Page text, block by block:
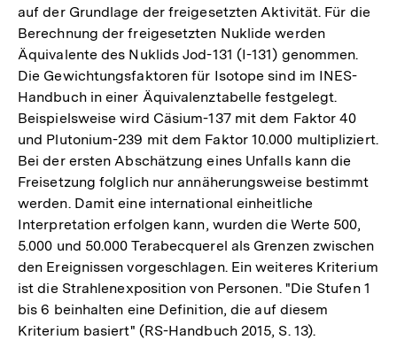
auf der Grundlage der freigesetzten Aktivität. Für die
Berechnung der freigesetzten Nuklide werden
Äquivalente des Nuklids Jod-131 (I-131) genommen.
Die Gewichtungsfaktoren für Isotope sind im INES-
Handbuch in einer Äquivalenztabelle festgelegt.
Beispielsweise wird Cäsium-137 mit dem Faktor 40
und Plutonium-239 mit dem Faktor 10.000 multipliziert.
Bei der ersten Abschätzung eines Unfalls kann die
Freisetzung folglich nur annäherungsweise bestimmt
werden. Damit eine international einheitliche
Interpretation erfolgen kann, wurden die Werte 500,
5.000 und 50.000 Terabecquerel als Grenzen zwischen
den Ereignissen vorgeschlagen. Ein weiteres Kriterium
ist die Strahlenexposition von Personen. "Die Stufen 1
bis 6 beinhalten eine Definition, die auf diesem
Kriterium basiert" (RS-Handbuch 2015, S. 13).